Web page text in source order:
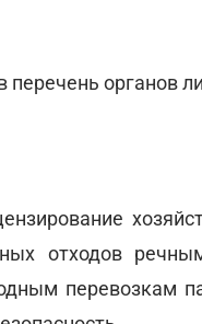
перечень органов
отходов
перевозкам